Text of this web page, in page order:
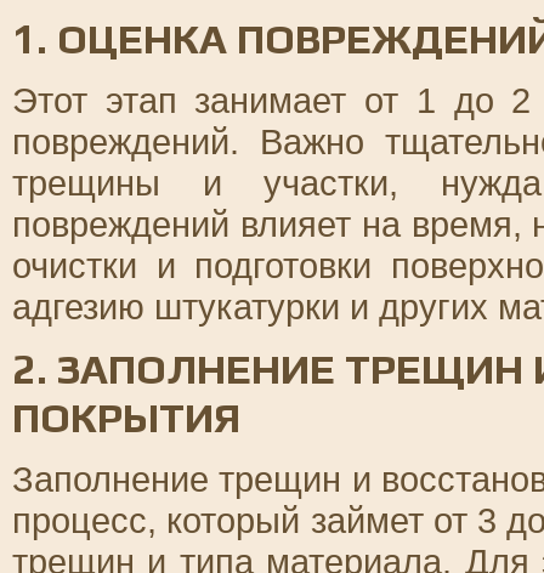
1. ОЦЕНКА
Этот этап занимает от 1 до
повреждений. Важно
трещины и участки,
повреждений влияет на время,
очистки и подготовки
адгезию штукатурки и других
2. ЗАПОЛНЕНИЕ ТРЕЩИН
ПОКРЫТИЯ
Заполнение трещин и
процесс, который займет от 3
трещин и типа материала. Для